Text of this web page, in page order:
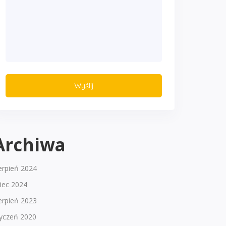
2024
2024
2023
2020